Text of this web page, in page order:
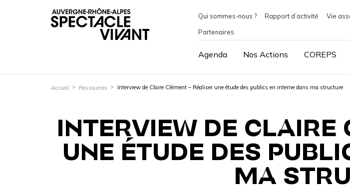
Qui sommes-nous ? Rapport d’activité
Vie
Partenaires
Agenda Nos Actions COREPS
Accueil Ressources Interview de Claire Clément – Réaliser une étude des publics en interne dans ma structure
INTERVIEW DE CLAIRE
UNE ÉTUDE DES
MA